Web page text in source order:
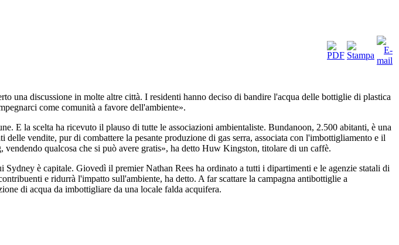
una discussione in molte altre città. I residenti hanno deciso di bandire l'acqua delle bottiglie di plastica
come comunità a favore dell'ambiente».
E la scelta ha ricevuto il plauso di tutte le associazioni ambientaliste. Bundanoon, 2.500 abitanti, è una
vendite, pur di combattere la pesante produzione di gas serra, associata con l'imbottigliamento e il
qualcosa che si può avere gratis», ha detto Huw Kingston, titolare di un caffè.
è capitale. Giovedì il premier Nathan Rees ha ordinato a tutti i dipartimenti e le agenzie statali di
e ridurrà l'impatto sull'ambiente, ha detto. A far scattare la campagna antibottiglie a
di acqua da imbottigliare da una locale falda acquifera.